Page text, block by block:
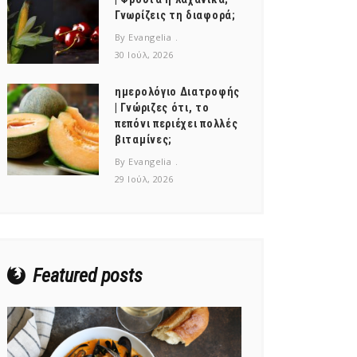
Γνωρίζεις τη διαφορά;
By Evangelia
30 Ιούλ, 2026
ημερολόγιο Διατροφής
| Γνώριζες ότι, το
πεπόνι περιέχει πολλές
βιταμίνες;
By Evangelia
29 Ιούλ, 2026
Featured posts